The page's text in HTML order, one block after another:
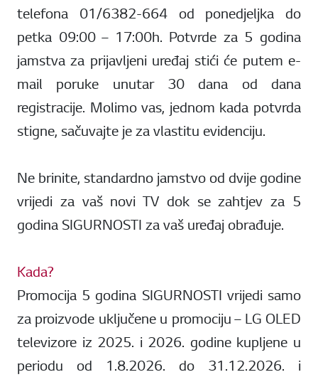
telefona 01/6382-664 od ponedjeljka do
petka 09:00 – 17:00h. Potvrde za 5 godina
jamstva za prijavljeni uređaj stići će putem e-
mail poruke unutar 30 dana od dana
registracije. Molimo vas, jednom kada potvrda
stigne, sačuvajte je za vlastitu evidenciju.
Ne brinite, standardno jamstvo od dvije godine
vrijedi za vaš novi TV dok se zahtjev za 5
godina SIGURNOSTI za vaš uređaj obrađuje.
Kada?
Promocija 5 godina SIGURNOSTI vrijedi samo
za proizvode uključene u promociju – LG OLED
televizore iz 2025. i 2026. godine kupljene u
periodu od 1.8.2026. do 31.12.2026. i